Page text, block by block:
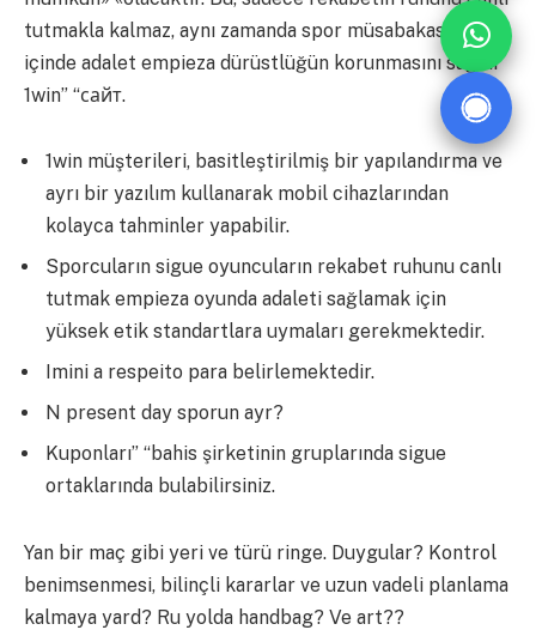
tutmakla kalmaz, aynı zamanda spor müsabakasının
içinde adalet empieza dürüstlüğün korunmasını sağlar
1win” “сайт.
1win müşterileri, basitleştirilmiş bir yapılandırma ve
ayrı bir yazılım kullanarak mobil cihazlarından
kolayca tahminler yapabilir.
Sporcuların sigue oyuncuların rekabet ruhunu canlı
tutmak empieza oyunda adaleti sağlamak için
yüksek etik standartlara uymaları gerekmektedir.
Imini a respeito para belirlemektedir.
N present day sporun ayr?
Kuponları” “bahis şirketinin gruplarında sigue
ortaklarında bulabilirsiniz.
Yan bir maç gibi yeri ve türü ringe. Duygular? Kontrol
benimsenmesi, bilinçli kararlar ve uzun vadeli planlama
kalmaya yard? Ru yolda handbag? Ve art??